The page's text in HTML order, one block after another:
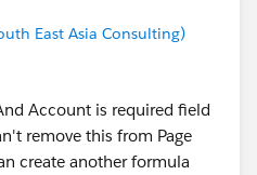
fields, it will look like same.
East Asia Consulting)
Account is required field
remove this from Page
create another formula